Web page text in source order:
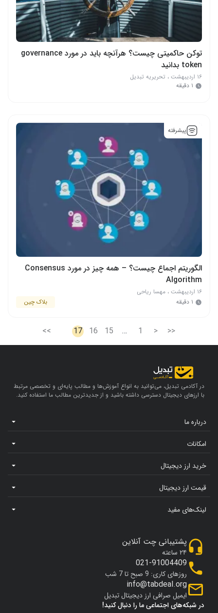
توکن حاکمیتی چیست؟ هرآنچه باید در مورد governance
token بدانید
۱۶ اردیبهشت ، تحریریه تبدیل
۱ دقیقه
پیشرفته
الگوریتم اجماع چیست؟ – همه چیز در مورد Consensus
Algorithm
۱۶ اردیبهشت ، مهسا ریاحی
۱ دقیقه
بلاک چین
<<
<
1
…
15
16
17
>>
در آکادمی تبدیل، می‌توانید به انواع آموزش‌ها و مطالب پایه‌ای و تخصصی مرتبط
با ارزهای دیجیتال دسترسی داشته باشید و از جدیدترین مطالب ما استفاده کنید.
درباره ما
امکانات
خرید ارز دیجیتال
قیمت ارز دیجیتال
لینک‌های مفید
در شبکه‌های اجتماعی ما را دنبال کنید!
پشتیبانی چت آنلاین
۲۴ ساعته
021-91004409
روزهای کاری: 9 صبح تا 7 شب
info@tabdeal.org
ایمیل صرافی ارز دیجیتال تبدیل